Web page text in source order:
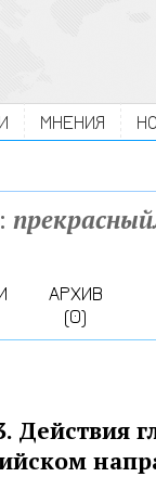
МНЕНИЯ
АРХИВ
(0)
Действия